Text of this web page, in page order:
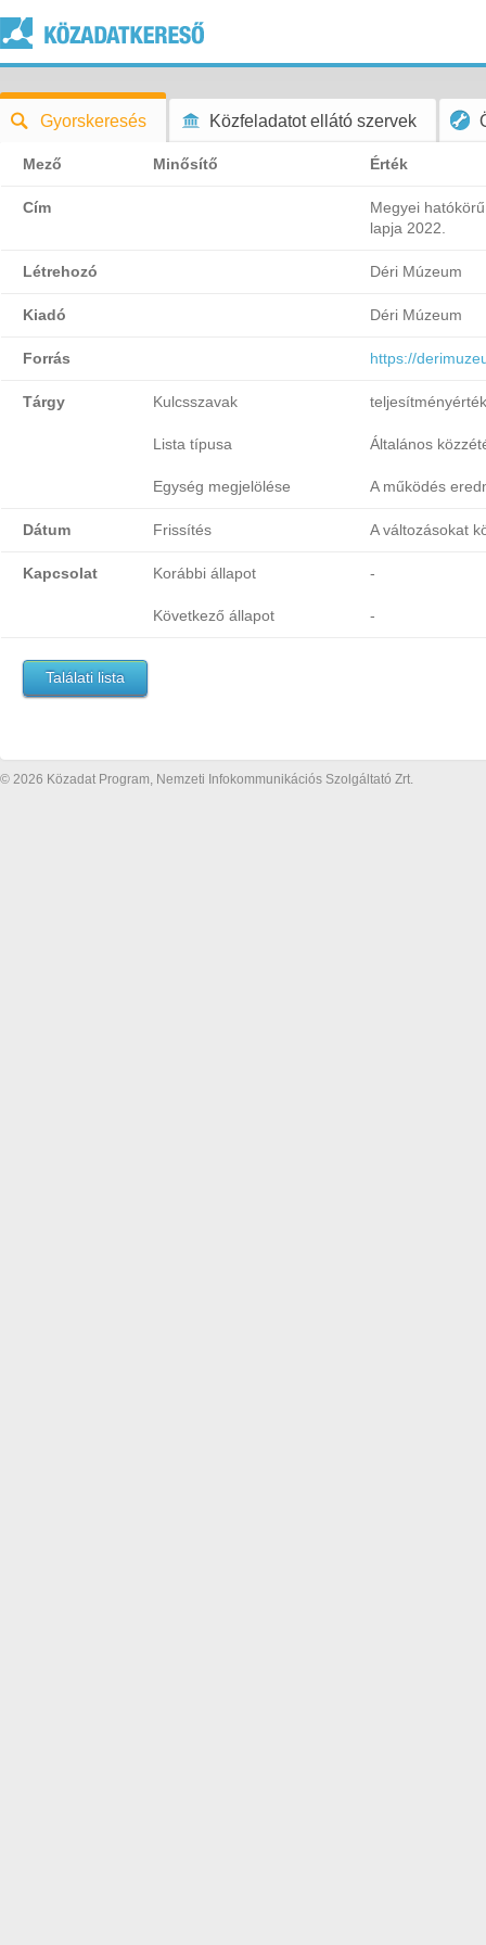
Gyorskeresés Közfeladatot ellátó szervek
Mező Minősítő Érték
Cím
Megyei
lapja 2022.
Létrehozó Déri Múzeum
Kiadó Déri Múzeum
Forrás https://
Tárgy Kulcsszavak
Lista típusa Általános
Egység megjelölése A működés
Dátum Frissítés A változásokat
Kapcsolat Korábbi állapot -
Következő állapot -
Találati lista
© 2026 Közadat Program, Nemzeti Infokommunikációs Szolgáltató Zrt.